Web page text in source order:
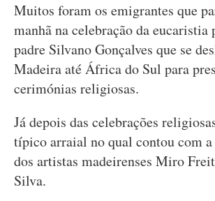
Muitos foram os emigrantes que
manhã na celebração da eucaristia
padre Silvano Gonçalves que se
Madeira até África do Sul para
cerimónias religiosas.
Já depois das celebrações
típico arraial no qual contou com
dos artistas madeirenses Miro
Silva.